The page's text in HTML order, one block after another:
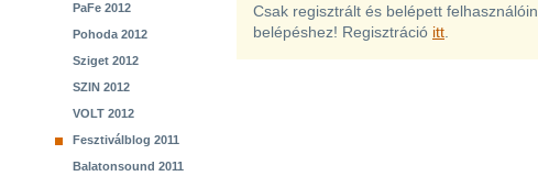
PaFe 2012
Pohoda 2012
Sziget 2012
SZIN 2012
VOLT 2012
Fesztiválblog 2011
Balatonsound 2011
Csak regisztrált és belépett
belépéshez! Regisztráció itt